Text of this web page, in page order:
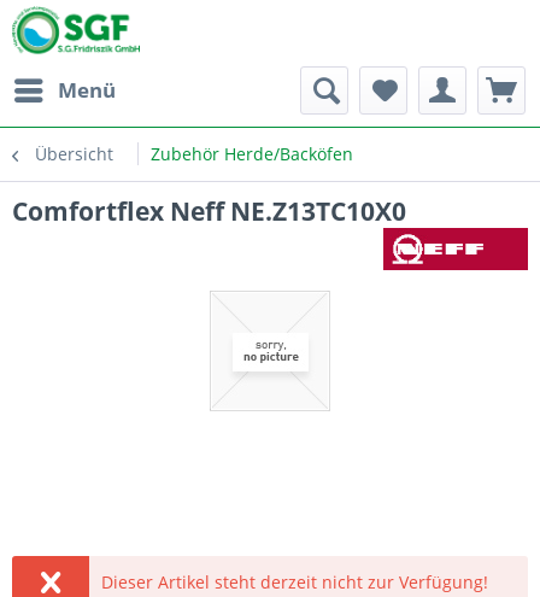
Menü
Übersicht Zubehör Herde/Backöfen
Comfortflex Neff NE.Z13TC10X0
Dieser Artikel steht derzeit nicht zur Verfügung!